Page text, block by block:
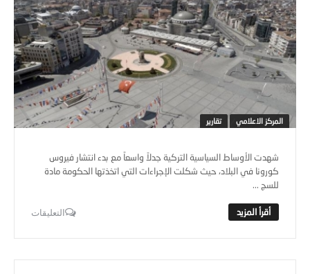
المركز الاعلامي تقارير
شهدت الأوساط السياسية التركية جدلاً واسعاً مع بدء انتشار فيروس
كورونا في البلاد، حيث شكلت الإجراءات التي اتخذتها الحكومة مادة
للسج ...
التعليقات